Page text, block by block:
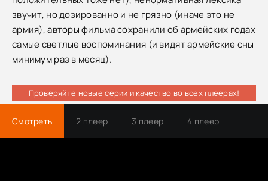
звучит, но дозированно и не грязно (иначе это не
армия), авторы фильма сохранили об армейских годах
самые светлые воспоминания (и видят армейские сны
минимум раз в месяц).
Проверяйте новые серии и качество во всех плеерах!
Смотреть 2 плеер 3 плеер 4 плеер